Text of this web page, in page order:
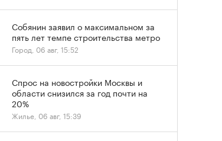
Собянин заявил о максимальном за
пять лет темпе строительства метро
Город, 06 авг, 15:52
Спрос на новостройки Москвы и
области снизился за год почти на
20%
Жилье, 06 авг, 15:39